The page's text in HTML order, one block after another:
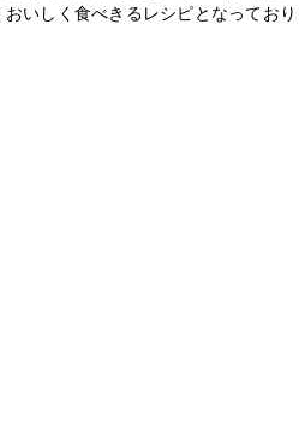
いしく食べきるレシピとなっており